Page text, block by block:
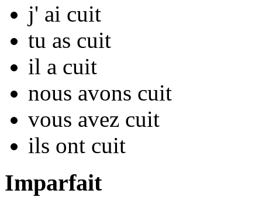
j' ai cuit
tu as cuit
il a cuit
nous avons cuit
vous avez cuit
ils ont cuit
Imparfait